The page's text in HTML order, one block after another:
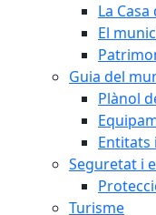
La Casa
El
Guia del
Plànol
Entitats
Seguretat i
Turisme